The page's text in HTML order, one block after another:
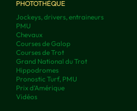
PHOTOTHÈQUE
Jockeys, drivers, entraineurs
PMU
Chevaux
Courses de Galop
Courses de Trot
Grand National du Trot
Hippodromes
Pronostic Turf, PMU
Prix d’Amérique
Vidéos